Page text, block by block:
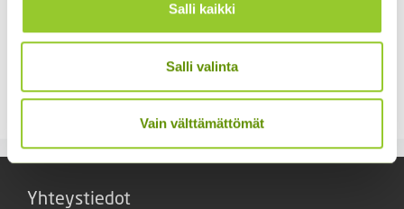
Salli kaikki
Salli valinta
Vain välttämättömät
2,70€ Sisältää arvonlisäveron
Kaliforniantuliunikko
Sperli Dalli
5,50€ Sisältää arvonlisäveron
Yhteystiedot